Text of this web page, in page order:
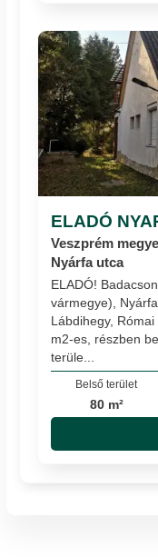
ELADÓ
Veszprém
Nyárfa utca
ELADÓ!
vármegye),
Lábdihegy,
m2-es, részben
terüle...
Belső terület
80 m²